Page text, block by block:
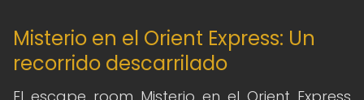
Misterio en el Orient Express: Un
recorrido descarrilado